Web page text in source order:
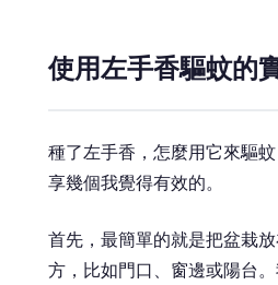
使用左手香驅蚊的
種了左手香，怎麼用它來驅
享幾個我覺得有效的。
首先，最簡單的就是把盆栽
方，比如門口、窗邊或陽台